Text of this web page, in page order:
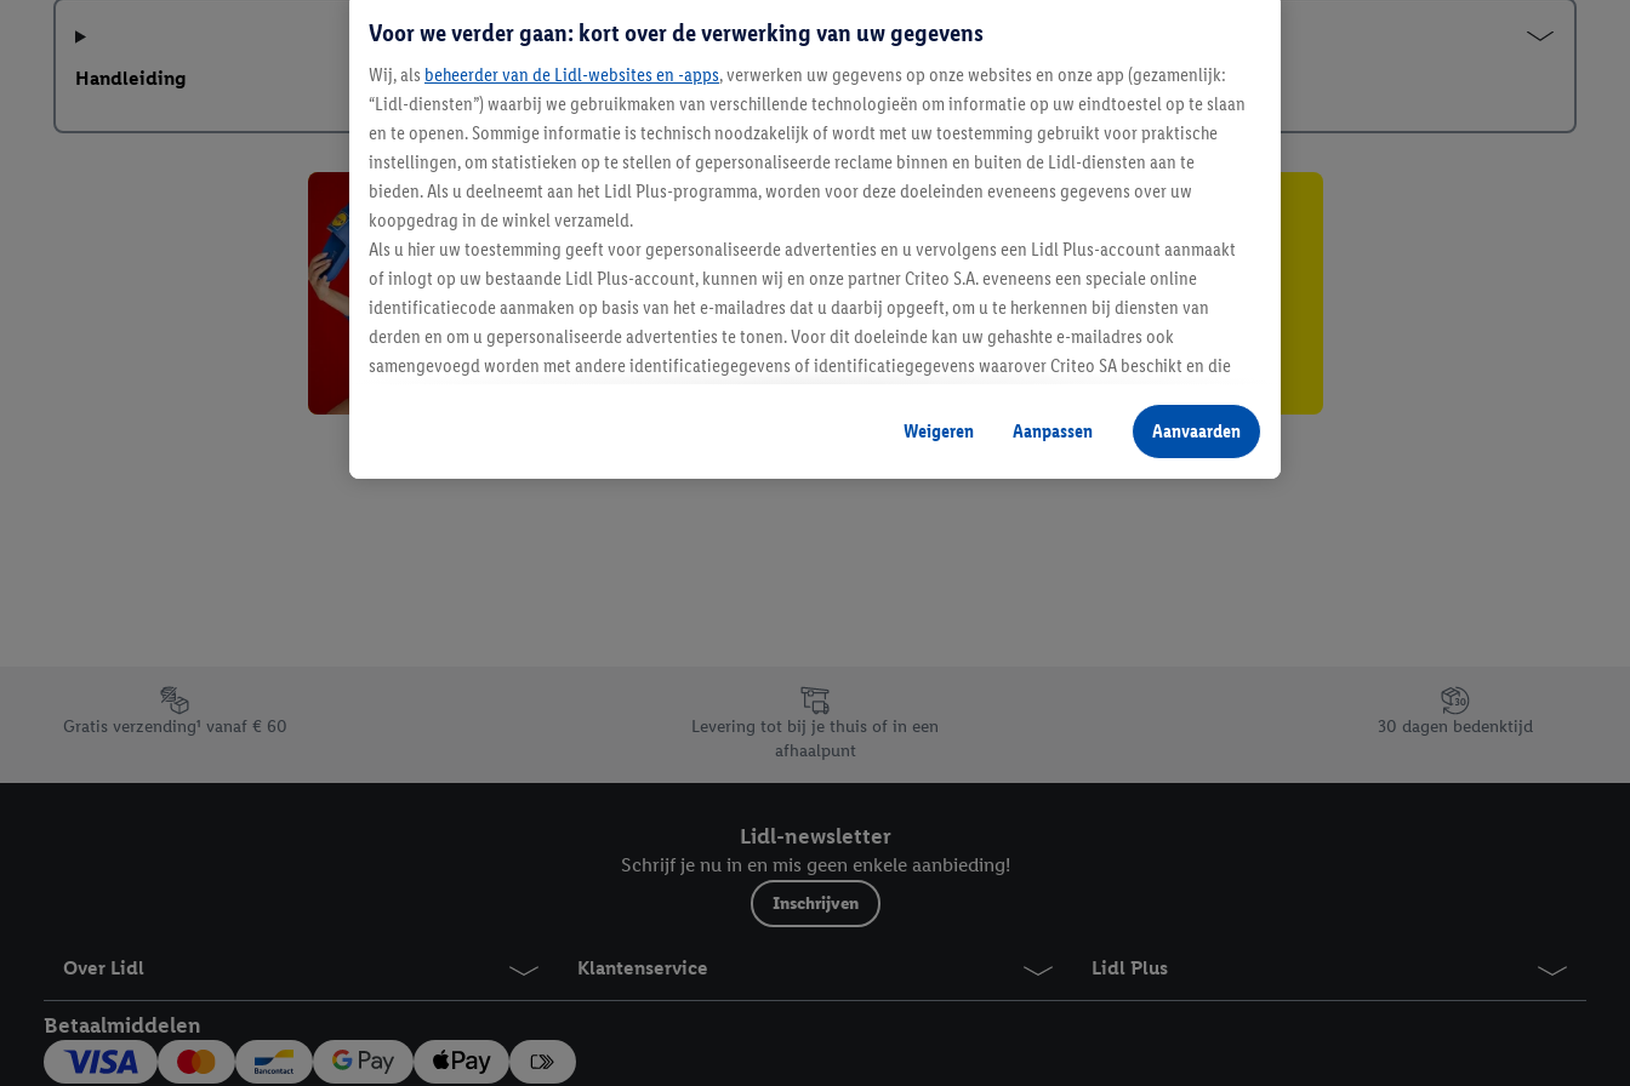
Handleiding
Blijf op de hoogte
Schrijf je in op de newsletter
Inschrijven
Footerelement met de verschillende USPs van Lidl.be
Gratis verzending¹ vanaf € 60
Levering tot bij je thuis of in een
afhaalpunt
30 dagen bedenktijd
Lidl-newsletter
Schrijf je nu in en mis geen enkele aanbieding!
Inschrijven
Over Lidl Klantenservice Lidl Plus
Betaalmiddelen
Voor we verder gaan: kort over de verwerking van uw gegevens
Wij, als beheerder van de Lidl-websites en -apps, verwerken uw gegevens op onze websites en onze app (gezamenlijk:
“Lidl-diensten”) waarbij we gebruikmaken van verschillende technologieën om informatie op uw eindtoestel op te slaan
en te openen. Sommige informatie is technisch noodzakelijk of wordt met uw toestemming gebruikt voor praktische
instellingen, om statistieken op te stellen of gepersonaliseerde reclame binnen en buiten de Lidl-diensten aan te
bieden. Als u deelneemt aan het Lidl Plus-programma, worden voor deze doeleinden eveneens gegevens over uw
koopgedrag in de winkel verzameld.
Als u hier uw toestemming geeft voor gepersonaliseerde advertenties en u vervolgens een Lidl Plus-account aanmaakt
of inlogt op uw bestaande Lidl Plus-account, kunnen wij en onze partner Criteo S.A. eveneens een speciale online
identificatiecode aanmaken op basis van het e-mailadres dat u daarbij opgeeft, om u te herkennen bij diensten van
derden en om u gepersonaliseerde advertenties te tonen. Voor dit doeleinde kan uw gehashte e-mailadres ook
samengevoegd worden met andere identificatiegegevens of identificatiegegevens waarover Criteo SA beschikt en die
Als u hiermee akkoord gaat, kunnen advertenties in het kader van retargeting, d.w.z. advertenties voor producten waarin
u interesse hebt getoond (bijvoorbeeld door het product in de webshop aan uw winkelmandje toe te voegen, maar het
niet te kopen), ook op verschillende apparaten en verschillende Lidl-diensten worden weergegeven als er met behulp
Je vindt het impressum hier.
Weigeren Aanpassen Aanvaarden